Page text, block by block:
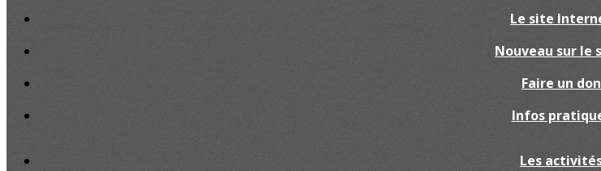
Le site
Nouveau sur le
Faire un don
Infos
Les